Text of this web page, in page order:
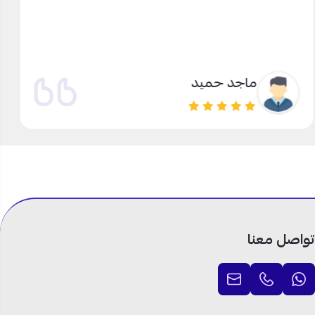
ماجد حميد
تواصل معنا